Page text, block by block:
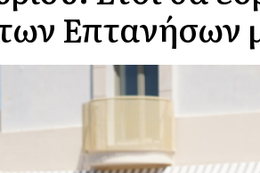
Επτανήσων